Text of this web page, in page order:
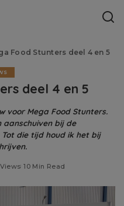
Food Stunters deel 4 en 5
deel 4 en 5
voor Mega Food Stunters.
aanschuiven bij de
die tijd houd ik het bij
10 Min Read